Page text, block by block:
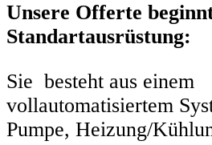
Unsere Offerte
Standartausrüstung:
Sie besteht aus einem
vollautomatisiertem
Pumpe, Heizung/